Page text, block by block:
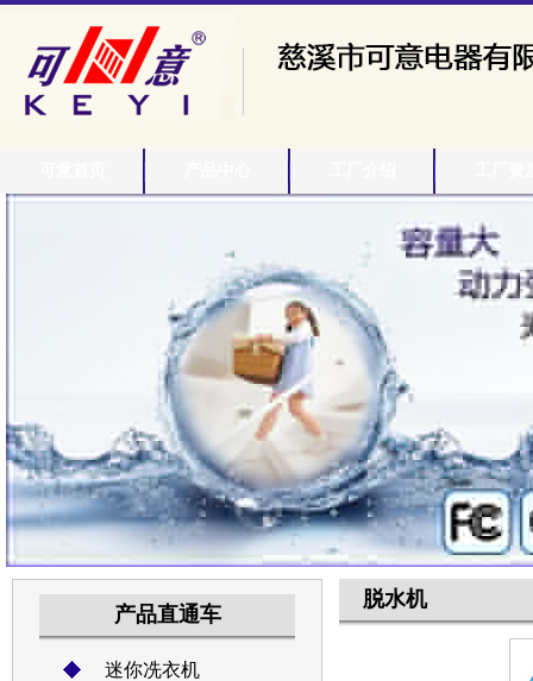
产品直通车
迷你冼衣机
脱水机